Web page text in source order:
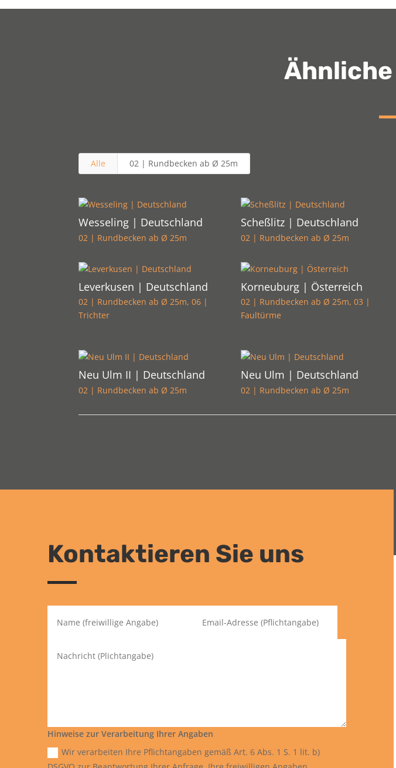
Alle 02 | Rundbecken ab Ø 25m
Wesseling | Deutschland
02 | Rundbecken ab Ø 25m
Scheßlitz | Deutschland
02 | Rundbecken ab Ø 25m
Leverkusen | Deutschland
02 | Rundbecken ab Ø 25m,06 |
Trichter
Korneuburg | Österreich
02 | Rundbecken ab Ø 25m, 03 |
Faultürme
Neu Ulm II | Deutschland
02 | Rundbecken ab Ø 25m
Neu Ulm | Deutschland
02 | Rundbecken ab Ø 25m
Kontaktieren Sie uns
Hinweise zur Verarbeitung Ihrer Angaben
Wir verarbeiten Ihre Pflichtangaben gemäß Art. 6 Abs. 1 S. 1 lit. b)